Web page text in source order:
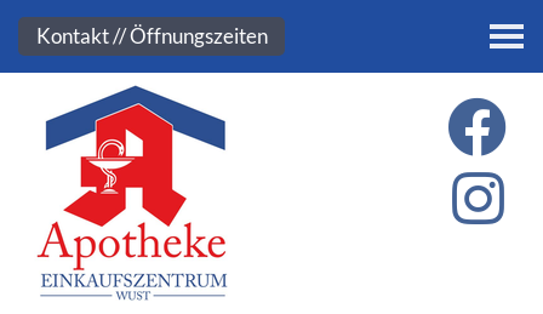
Kontakt
Kontakt // Öffnungszeiten